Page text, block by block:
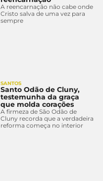
A reencarnação não cabe onde
Cristo salva de uma vez para
sempre
SANTOS
Santo Odão de Cluny,
testemunha da graça
que molda corações
A firmeza de São Odão de
Cluny recorda que a verdadeira
reforma começa no interior